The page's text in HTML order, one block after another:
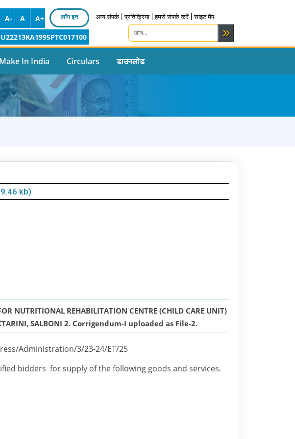
A- A A+ लॉग इन अन्य संपर्क प्रतिक्रिया हमसे संपर्क करें साइट मैप
Make In India Circulars डाउनलोड
kb)
NUTRITIONAL REHABILITATION CENTRE (CHILD CARE UNIT)
SALBONI 2. Corrigendum-I uploaded as File-2.
Administration/3/23-24/ET/25
bidders for supply of the following goods and services.